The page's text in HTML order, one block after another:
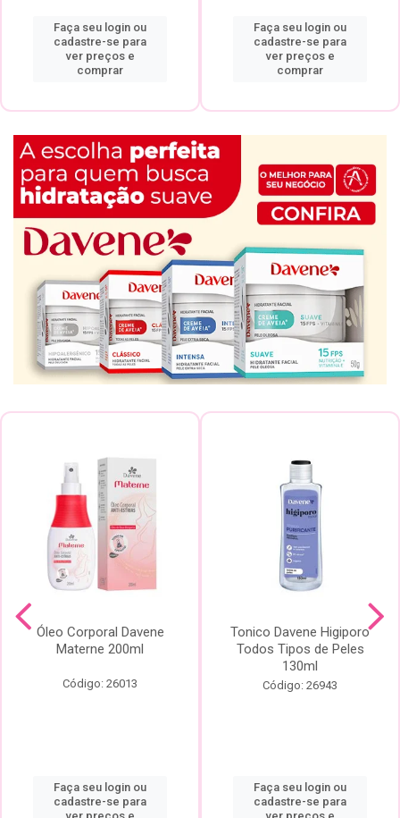
Faça seu login ou
cadastre-se para
ver preços e
comprar
Faça seu login ou
cadastre-se para
ver preços e
comprar
Óleo Corporal Davene
Materne 200ml
Código: 26013
Faça seu login ou
cadastre-se para
Tonico Davene Higiporo
Todos Tipos de Peles
130ml
Código: 26943
Faça seu login ou
cadastre-se para